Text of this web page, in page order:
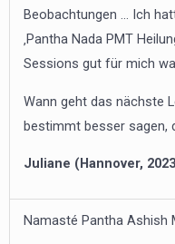
Beobachtungen … Ich
‚Pantha Nada PMT
Sessions gut für mich
Wann geht das nächste
bestimmt besser sagen,
Juliane (Hannover,
Namasté Pantha Ashish